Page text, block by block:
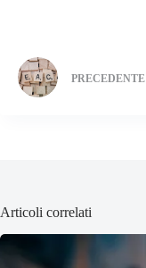
PRECEDENTE
Articoli correlati